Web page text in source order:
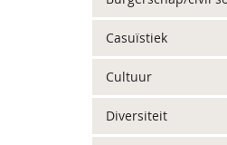
Casuïstiek
Cultuur
Diversiteit